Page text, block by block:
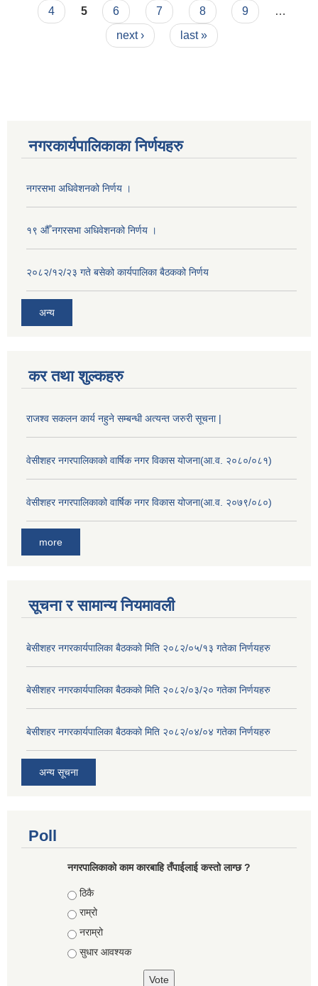
4
5 6 7 8 9
…
next ›
last »
नगरकार्यपालिकाका निर्णयहरु
नगरसभा अधिवेशनको निर्णय ।
१९ औँ नगरसभा अधिवेशनको निर्णय ।
२०८२/१२/२३ गते बसेको कार्यपालिका बैठकको निर्णय
अन्य
कर तथा शुल्कहरु
राजश्व सकलन कार्य नहुने सम्बन्धी अत्यन्त जरुरी सूचना |
वेसीशहर नगरपालिकाको वार्षिक नगर विकास योजना(आ.व. २०८०/०८१)
वेसीशहर नगरपालिकाको वार्षिक नगर विकास योजना(आ.व. २०७९/०८०)
more
सूचना र सामान्य नियमावली
बे‍‍सीशहर नगरकार्यपालिका बैठककाे मिति २०८२/०५/१३ गतेका निर्णयहरु
बे‍‍सीशहर नगरकार्यपालिका बैठककाे मिति २०८२/०३/२० गतेका निर्णयहरु
बे‍‍सीशहर नगरकार्यपालिका बैठककाे मिति २०८२/०४/०४ गतेका निर्णयहरु
अन्य सूचना
Poll
नगरपालिकाको काम कारबाहि तँपाईलाई कस्तो लाग्छ ?
Choices
ठिकै
राम्रो
नराम्रो
सुधार आवश्यक